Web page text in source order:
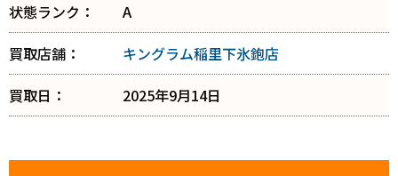
状態ランク：
A
買取店舗：
キングラム稲里下氷鉋店
買取日：
2025年9月14日